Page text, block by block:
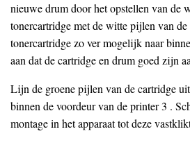
nieuwe drum door het opstellen van de
tonercartridge met de witte pijlen van
tonercartridge zo ver mogelijk naar
aan dat de cartridge en drum goed zijn
Lijn de groene pijlen van de cartridge
binnen de voordeur van de printer 3 .
montage in het apparaat tot deze